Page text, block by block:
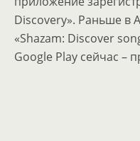
Discovery». Раньше в
«Shazam: Discover
Google Play сейчас –